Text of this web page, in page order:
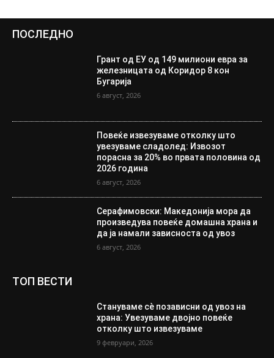
ПОСЛЕДНО
Грант од ЕУ од 149 милиони евра за
железницата од Коридор 8 кон
Бугарија
6 август, 2026
Повеќе извезуваме отколку што
увезуваме сладолед: Извозот
порасна за 20% во првата половина од
2026 година
6 август, 2026
Серафимовски: Македонија мора да
произведува повеќе домашна храна и
да ја намали зависноста од увоз
6 август, 2026
ТОП ВЕСТИ
Стануваме сè позависни од увоз на
храна: Увезуваме двојно повеќе
отколку што извезуваме
9 февруари, 2026